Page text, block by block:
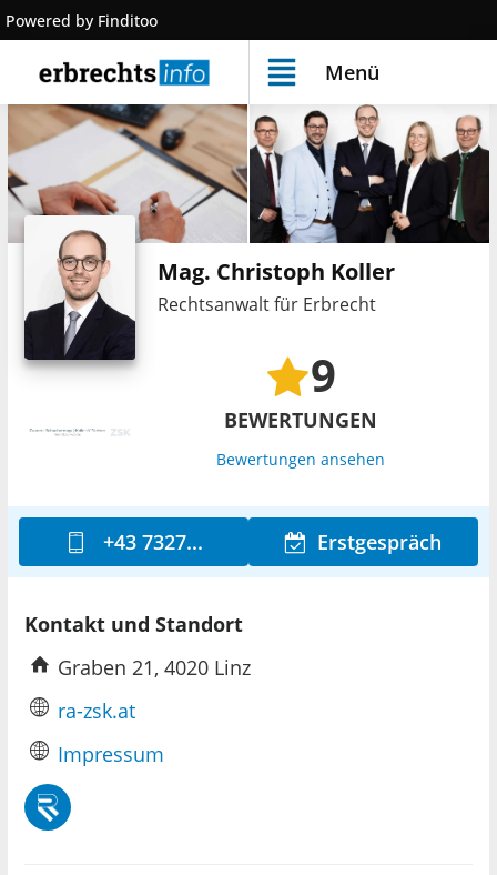
Powered by Finditoo
Menü
Mag. Christoph Koller
Rechtsanwalt für Erbrecht
9
BEWERTUNGEN
Bewertungen ansehen
+43 7327... Erstgespräch
Kontakt und Standort
Graben 21, 4020 Linz
ra-zsk.at
Impressum